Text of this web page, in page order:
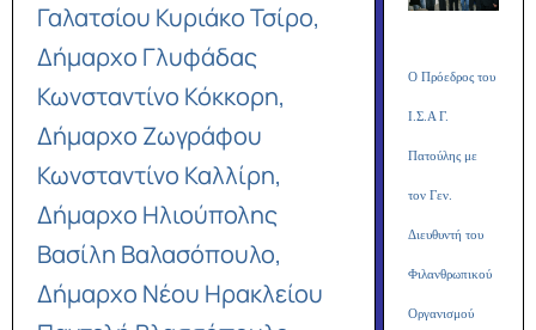
Γαλατσίου Κυριάκο Τσίρο,
Δήμαρχο Γλυφάδας
Κωνσταντίνο Κόκκορη,
Δήμαρχο Ζωγράφου
Κωνσταντίνο Καλλίρη,
Δήμαρχο Ηλιούπολης
Βασίλη Βαλασόπουλο,
Δήμαρχο Νέου Ηρακλείου
O Πρόεδρος του
Ι.Σ.Α Γ.
Πατούλης με
τον Γεν.
Διευθυντή του
Φιλανθρωπικού
Οργανισμού